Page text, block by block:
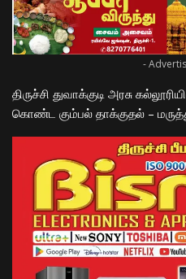
-
திருச்சி துவாக்குடி அரசு
கொண்ட கும்பல் தாக்குதல் –